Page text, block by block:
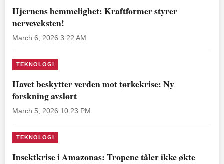
Hjernens hemmelighet: Kraftformer styrer
nerveveksten!
March 6, 2026 3:22 AM
TEKNOLOGI
Havet beskytter verden mot tørkekrise: Ny
forskning avslørt
March 5, 2026 10:23 PM
TEKNOLOGI
Insektkrise i Amazonas: Tropene tåler ikke økte